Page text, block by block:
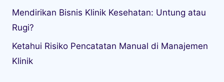
Mendirikan Bisnis Klinik Kesehatan: Untung atau
Rugi?
Ketahui Risiko Pencatatan Manual di Manajemen
Klinik